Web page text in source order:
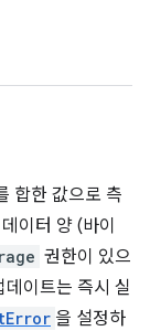
합한 값으로 측
이터 양 (바이
권한이 있으
이트는 즉시 실
을 설정하